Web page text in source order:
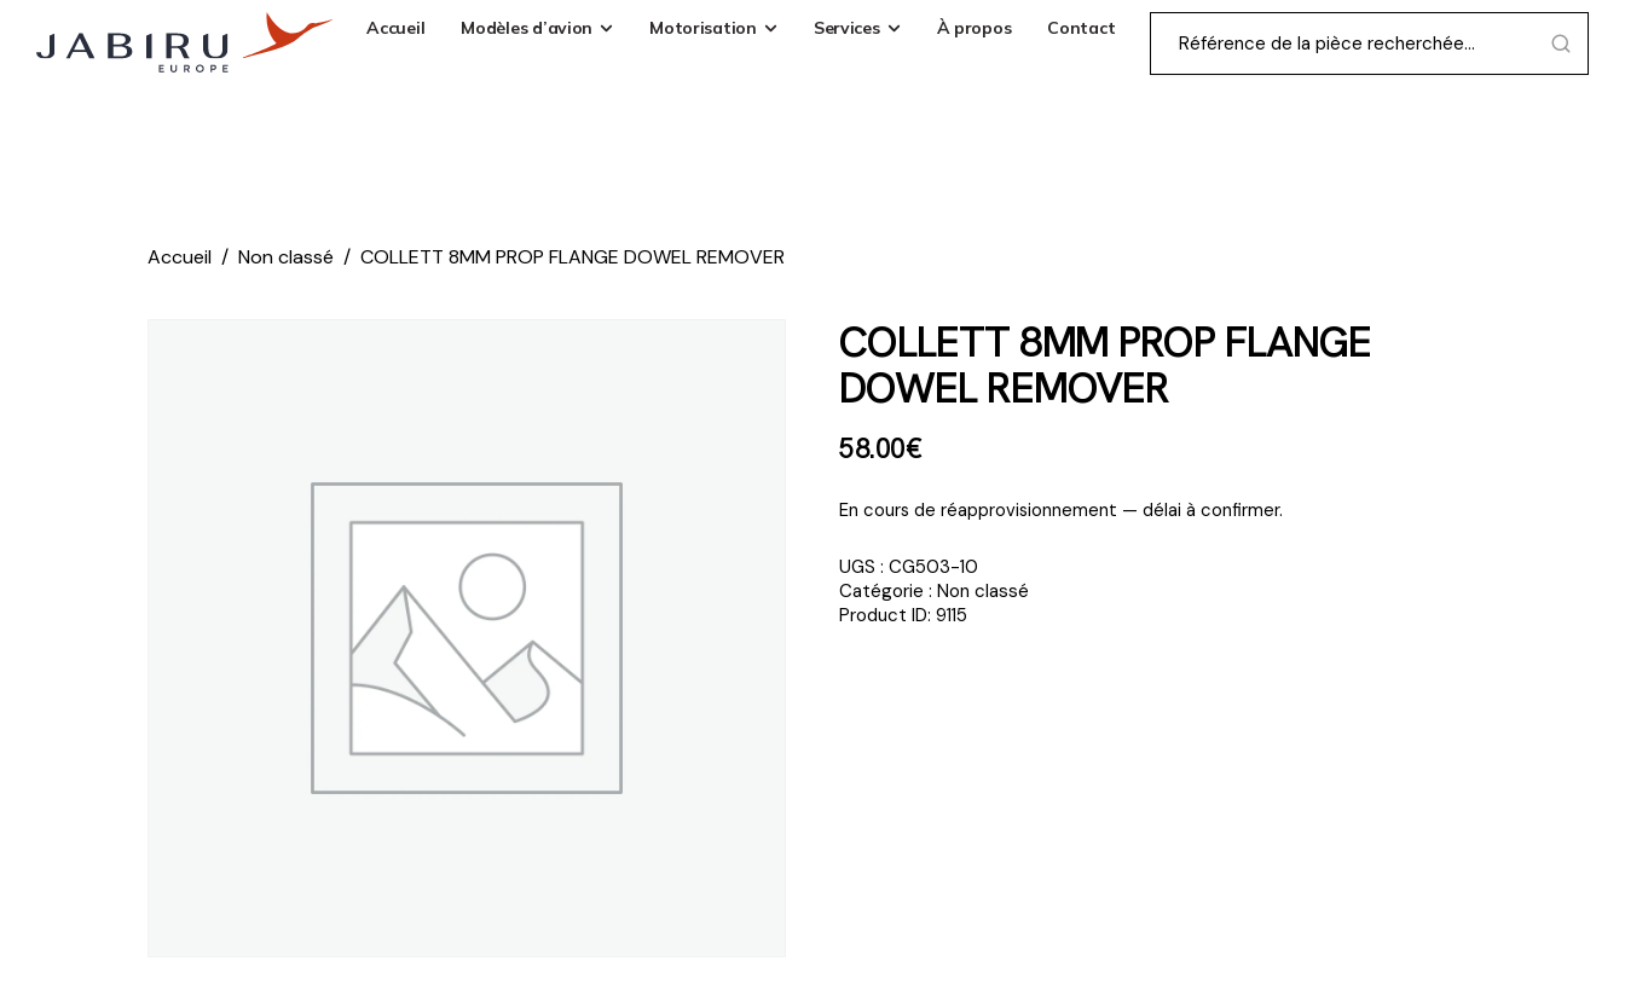
Accueil Modèles d’avion Motorisation Services À propos Contact
Accueil Non classé COLLETT 8MM PROP FLANGE DOWEL REMOVER
COLLETT 8MM PROP FLANGE
DOWEL REMOVER
58.00€
En cours de réapprovisionnement — délai à confirmer.
UGS : CG503-10
Catégorie : Non classé
Product ID: 9115